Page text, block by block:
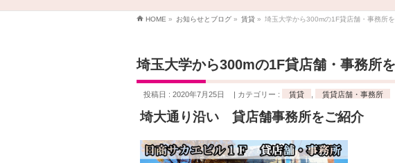
HOME » お知らせとブログ » 賃貸 » 埼玉大学から300mの1F貸店舗・事務所
埼玉大学から300mの1F貸店舗・事務所
投稿日 : 2020年7月25日 カテゴリー : 賃貸 賃貸店舗・事務所
埼大通り沿い 貸店舗事務所をご紹介